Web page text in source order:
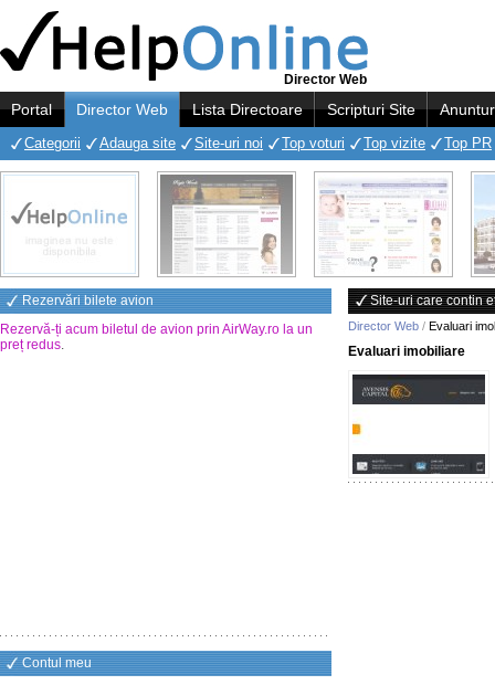
Director Web
Portal Director Web Lista Directoare Scripturi Site
Categorii Adauga site Site-uri noi Top voturi Top vizite Top PR
Rezervări bilete avion
Rezervă-ți acum biletul de avion prin AirWay.ro la un
preț redus.
Contul meu
Site-uri care contin
Director Web / Evaluari
Evaluari imobiliare